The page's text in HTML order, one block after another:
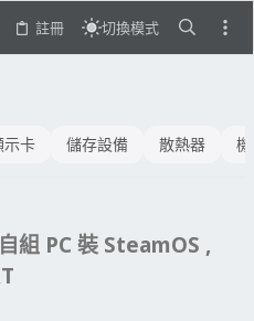
註冊 切換模式
示卡 儲存設備 散熱器
組 PC 裝 SteamOS ,